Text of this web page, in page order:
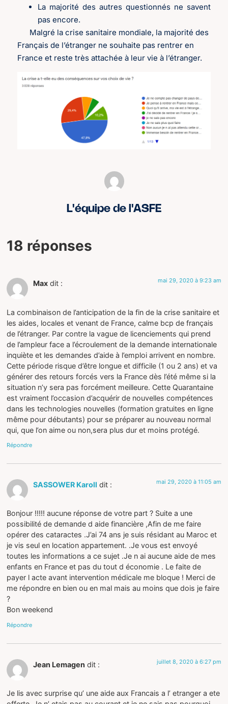
La majorité des autres questionnés ne savent
pas encore.
Malgré la crise sanitaire mondiale, la majorité des
Français de l’étranger ne souhaite pas rentrer en
France et reste très attachée à leur vie à l’étranger.
L'équipe de l'ASFE
18 réponses
Max dit : mai 29, 2020 à 9:23 am
La combinaison de l’anticipation de la fin de la crise sanitaire et
les aides, locales et venant de France, calme bcp de français
de l’étranger. Par contre la vague de licenciements qui prend
de l’ampleur face a l’écroulement de la demande internationale
inquiète et les demandes d’aide à l’emploi arrivent en nombre.
Cette période risque d’être longue et difficile (1 ou 2 ans) et va
générer des retours forcés vers la France dès l’été même si la
situation n’y sera pas forcément meilleure. Cette Quarantaine
est vraiment l’occasion d’acquérir de nouvelles compétences
dans les technologies nouvelles (formation gratuites en ligne
même pour débutants) pour se préparer au nouveau normal
qui, que l’on aime ou non,sera plus dur et moins protégé.
Répondre
SASSOWER Karoll dit : mai 29, 2020 à 11:05 am
Bonjour !!!!! aucune réponse de votre part ? Suite a une
possibilité de demande d aide financière ,Afin de me faire
opérer des cataractes .J’ai 74 ans je suis résidant au Maroc et
je vis seul en location appartement. .Je vous est envoyé
toutes les informations a ce sujet .Je n ai aucune aide de mes
enfants en France et pas du tout d économie . Le faite de
payer l acte avant intervention médicale me bloque ! Merci de
me répondre en bien ou en mal mais au moins que dois je faire
?
Bon weekend
Répondre
Jean Lemagen dit : juillet 8, 2020 à 6:27 pm
Je lis avec surprise qu’ une aide aux Francais a l’ etranger a ete